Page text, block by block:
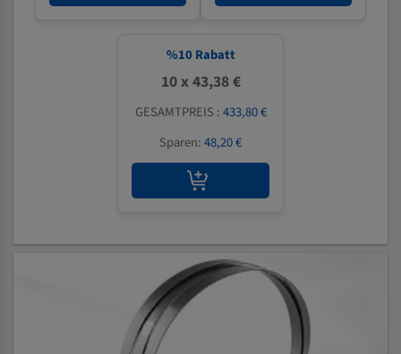
%10 Rabatt
10 x 43,38 €
GESAMTPREIS :433,80 €
Sparen:48,20 €